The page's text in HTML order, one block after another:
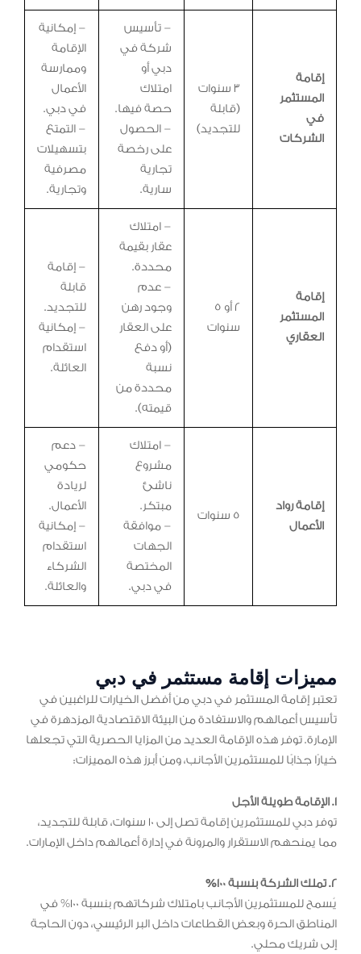
إقامة
المستثمر
في
الشركات
3 سنوات
(قابلة
للتجديد)
– تأسيس
شركة في
دبي أو
امتلاك
حصة فيها.
– الحصول
على رخصة
تجارية
سارية.
– إمكانية
الإقامة
وممارسة
الأعمال
في دبي.
– التمتع
بتسهيلات
مصرفية
وتجارية.
إقامة
المستثمر
العقاري
2 أو 5
سنوات
– امتلاك
عقار بقيمة
محددة.
– عدم
وجود رهن
على العقار
(أو دفع
نسبة
محددة من
قيمته).
– إقامة
قابلة
للتجديد.
– إمكانية
استقدام
العائلة.
إقامة رواد
الأعمال
5 سنوات
– امتلاك
مشروع
ناشئ
مبتكر.
– موافقة
الجهات
المختصة
في دبي.
– دعم
حكومي
لريادة
الأعمال.
– إمكانية
استقدام
الشركاء
والعائلة.
مميزات إقامة مستثمر في دبي
تعتبر إقامة المستثمر في دبي من أفضل الخيارات للراغبين في
تأسيس أعمالهم والاستفادة من البيئة الاقتصادية المزدهرة في
الإمارة. توفر هذه الإقامة العديد من المزايا الحصرية التي تجعلها
خيارًا جذابًا للمستثمرين الأجانب، ومن أبرز هذه المميزات:
1. الإقامة طويلة الأجل
توفر دبي للمستثمرين إقامة تصل إلى 10 سنوات، قابلة للتجديد،
مما يمنحهم الاستقرار والمرونة في إدارة أعمالهم داخل الإمارات.
2. تملك الشركة بنسبة 100%
يُسمح للمستثمرين الأجانب بامتلاك شركاتهم بنسبة 100% في
المناطق الحرة وبعض القطاعات داخل البر الرئيسي، دون الحاجة
إلى شريك محلي.